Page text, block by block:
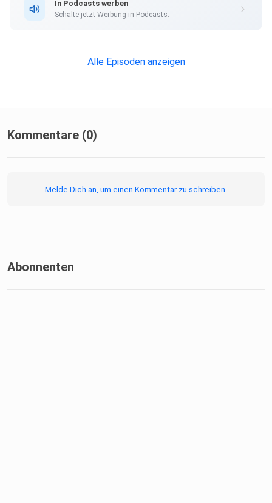
Yogalehrerin
und ganzheitlichen Gesundheit HIER:
In Podcasts werben
Schalte jetzt Werbung in Podcasts.
Alle Episoden anzeigen
Kommentare (0)
Melde Dich an, um einen Kommentar zu schreiben.
Abonnenten